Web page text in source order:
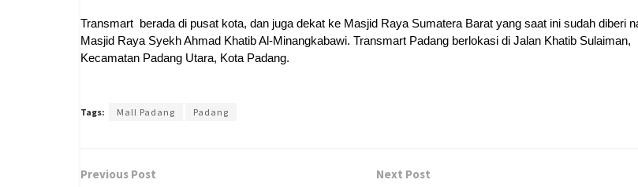
Transmart berada di pusat kota, dan juga dekat ke Masjid Raya Sumatera Barat yang saat ini sudah diberi
Masjid Raya Syekh Ahmad Khatib Al-Minangkabawi. Transmart Padang berlokasi di Jalan Khatib Sulaiman,
Kecamatan Padang Utara, Kota Padang.
Tags: Mall Padang Padang
Previous Post Next Post